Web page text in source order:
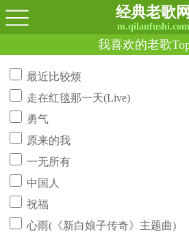
经典老歌网
m.qilanfushi.com
我喜欢的老歌
最近比较烦
走在红毯那一天(Live)
勇气
原来的我
一无所有
中国人
祝福
心雨(《新白娘子传奇》主题曲)